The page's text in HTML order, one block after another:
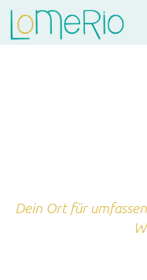
Dein Ort für